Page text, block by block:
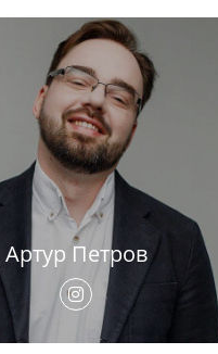
Артур Петров